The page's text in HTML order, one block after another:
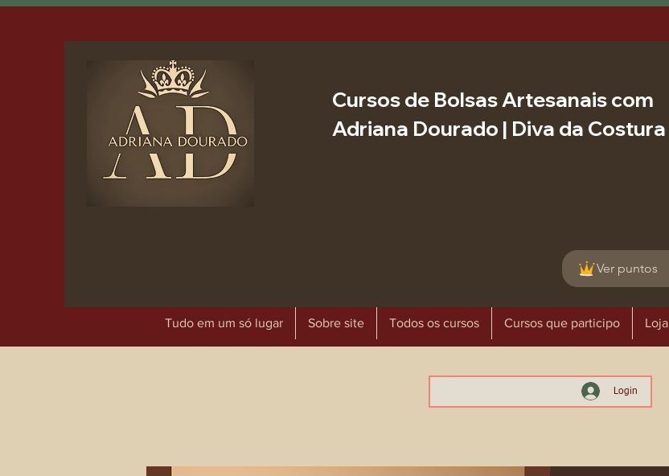
Cursos de Bolsas Artesanais com
Adriana Dourado | Diva da Costura
Ver puntos
Tudo em um só lugar Sobre site Todos os cursos Cursos que participo Loja
Login